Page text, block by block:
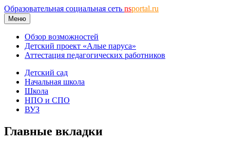
Образовательная социальная сеть nsportal.ru
Меню
Обзор возможностей
Детский проект «Алые паруса»
Аттестация педагогических работников
Детский сад
Начальная школа
Школа
НПО и СПО
ВУЗ
Главные вкладки